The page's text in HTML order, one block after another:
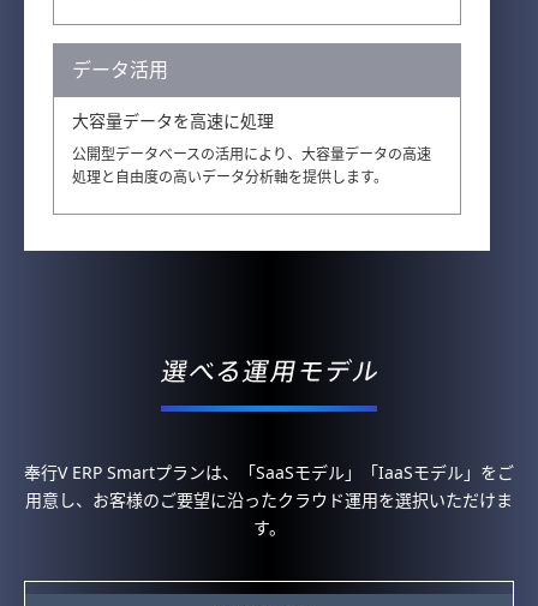
データ活用
大容量データを高速に処理
公開型データベースの活用により、大容量データの高速
処理と自由度の高いデータ分析軸を提供します。
奉行V ERP Smartプランは、「SaaSモデル」「IaaSモデル」をご
用意し、お客様のご要望に沿ったクラウド運用を選択いただけま
す。